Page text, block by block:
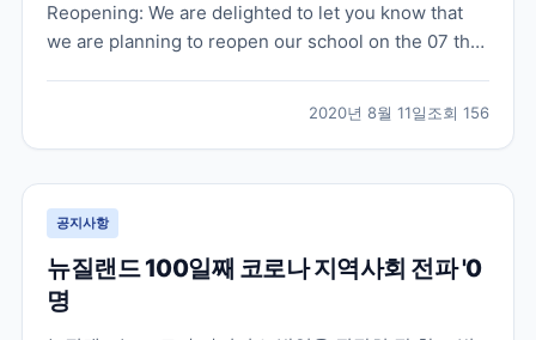
Reopening: We are delighted to let you know that
we are planning to reopen our school on the 07 th
2020년 8월 11일조회 156
공지사항
뉴질랜드 100일째 코로나 지역사회 전파 '0
명